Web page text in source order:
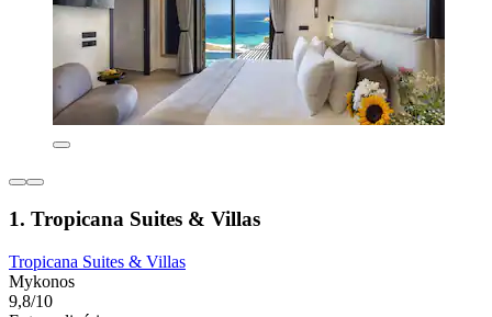
1. Tropicana Suites & Villas
Tropicana Suites & Villas
Mykonos
9,8/10